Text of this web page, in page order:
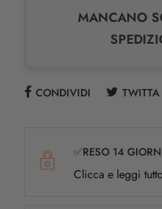
MANCANO
CONDIVIDI TWITTA
✅RESO 14
Clicca e leggi tutto